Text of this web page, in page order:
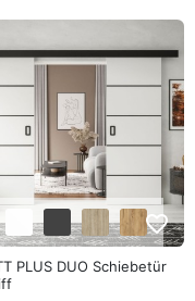
favorite_border
PLUS DUO Schiebetür